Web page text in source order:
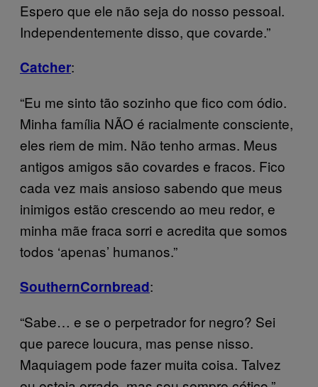
Espero que ele não seja do nosso pessoal.
Independentemente disso, que covarde.”
Catcher:
“Eu me sinto tão sozinho que fico com ódio.
Minha família NÃO é racialmente consciente,
eles riem de mim. Não tenho armas. Meus
antigos amigos são covardes e fracos. Fico
cada vez mais ansioso sabendo que meus
inimigos estão crescendo ao meu redor, e
minha mãe fraca sorri e acredita que somos
todos ‘apenas’ humanos.”
SouthernCornbread:
“Sabe… e se o perpetrador for negro? Sei
que parece loucura, mas pense nisso.
Maquiagem pode fazer muita coisa. Talvez